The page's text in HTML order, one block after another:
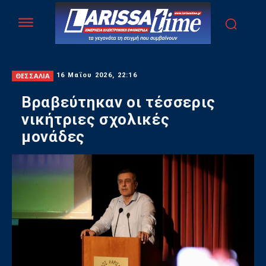
ΘΕΣΣΑΛΙΑ 16 Μαΐου 2026, 22:16
Βραβεύτηκαν οι τέσσερις
νικήτριες σχολικές
μονάδες